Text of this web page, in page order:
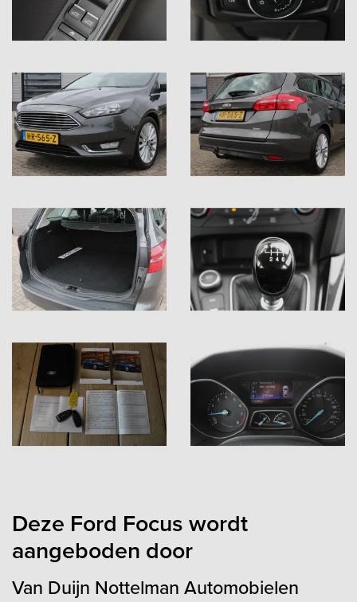
Deze Ford Focus wordt
aangeboden door
Van Duijn Nottelman Automobielen